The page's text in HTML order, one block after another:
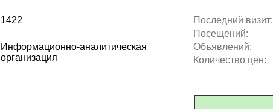
1422
Информационно-аналитическая
организация
Последний визит:
Посещений:
Объявлений:
Количество цен: